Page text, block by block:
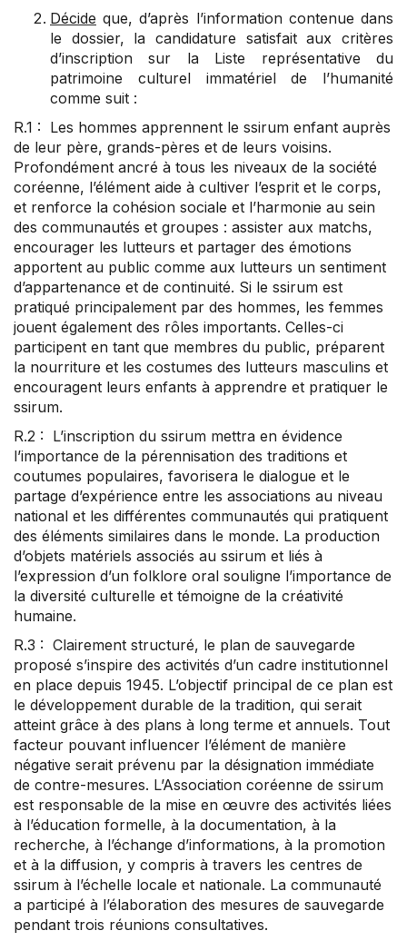
Décide que, d’après l’information contenue dans
le dossier, la candidature satisfait aux critères
d’inscription sur la Liste représentative du
patrimoine culturel immatériel de l’humanité
comme suit :
R.1 : Les hommes apprennent le ssirum enfant auprès
de leur père, grands-pères et de leurs voisins.
Profondément ancré à tous les niveaux de la société
coréenne, l’élément aide à cultiver l’esprit et le corps,
et renforce la cohésion sociale et l’harmonie au sein
des communautés et groupes : assister aux matchs,
encourager les lutteurs et partager des émotions
apportent au public comme aux lutteurs un sentiment
d’appartenance et de continuité. Si le ssirum est
pratiqué principalement par des hommes, les femmes
jouent également des rôles importants. Celles-ci
participent en tant que membres du public, préparent
la nourriture et les costumes des lutteurs masculins et
encouragent leurs enfants à apprendre et pratiquer le
ssirum.
R.2 : L’inscription du ssirum mettra en évidence
l’importance de la pérennisation des traditions et
coutumes populaires, favorisera le dialogue et le
partage d’expérience entre les associations au niveau
national et les différentes communautés qui pratiquent
des éléments similaires dans le monde. La production
d’objets matériels associés au ssirum et liés à
l’expression d’un folklore oral souligne l’importance de
la diversité culturelle et témoigne de la créativité
humaine.
R.3 : Clairement structuré, le plan de sauvegarde
proposé s’inspire des activités d’un cadre institutionnel
en place depuis 1945. L’objectif principal de ce plan est
le développement durable de la tradition, qui serait
atteint grâce à des plans à long terme et annuels. Tout
facteur pouvant influencer l’élément de manière
négative serait prévenu par la désignation immédiate
de contre-mesures. L’Association coréenne de ssirum
est responsable de la mise en œuvre des activités liées
à l’éducation formelle, à la documentation, à la
recherche, à l’échange d’informations, à la promotion
et à la diffusion, y compris à travers les centres de
ssirum à l’échelle locale et nationale. La communauté
a participé à l’élaboration des mesures de sauvegarde
pendant trois réunions consultatives.